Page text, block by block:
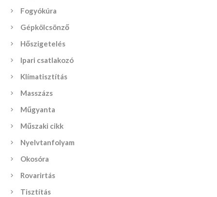
Fogyókúra
Gépkölcsönző
Hőszigetelés
Ipari csatlakozó
Klímatisztítás
Masszázs
Műgyanta
Műszaki cikk
Nyelvtanfolyam
Okosóra
Rovarirtás
Tisztítás